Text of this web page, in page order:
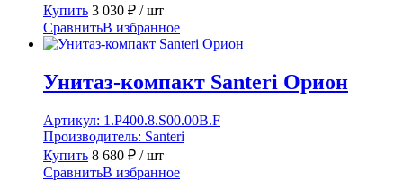
Купить 3 030 ₽ / шт
СравнитьВ избранное
Унитаз-компакт Santeri Орион
Артикул: 1.P400.8.S00.00B.F
Производитель: Santeri
Купить 8 680 ₽ / шт
СравнитьВ избранное